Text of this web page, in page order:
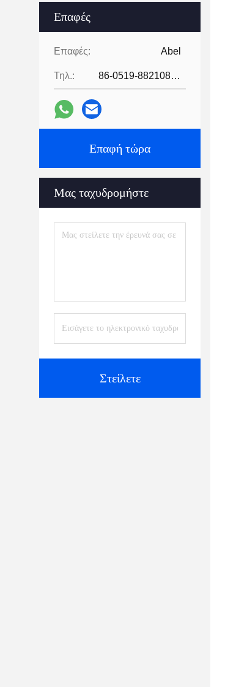
Επαφές
Επαφές: Abel
Τηλ.: 86-0519-88210855
Επαφή τώρα
Μας ταχυδρομήστε
Στείλετε